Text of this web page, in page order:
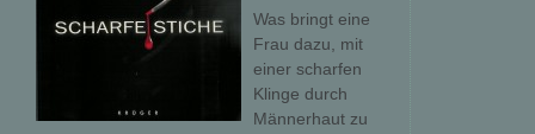
Was bringt eine
Frau dazu, mit
einer scharfen
Klinge durch
Männerhaut zu